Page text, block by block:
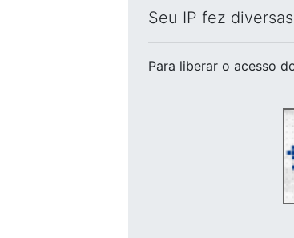
Seu IP fez
Para liberar o acesso